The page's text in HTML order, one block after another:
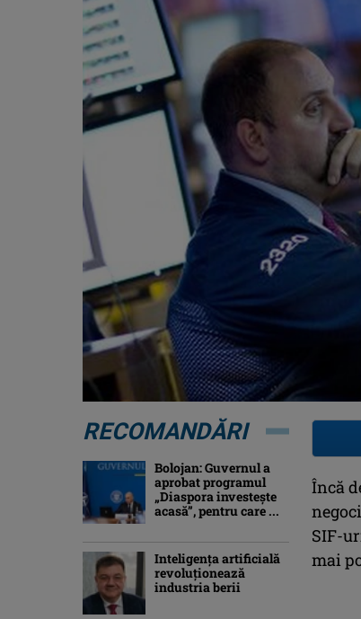
Încă
SIF-
mai
RECOMANDĂRI
Bolojan: Guvernul a
aprobat programul
„Diaspora investeşte
acasă”, pentru care ...
Inteligența artificială
revoluționează
industria berii